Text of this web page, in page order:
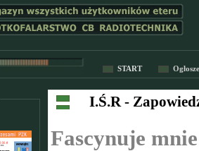
START
I.Ś.R -
Fascynuje